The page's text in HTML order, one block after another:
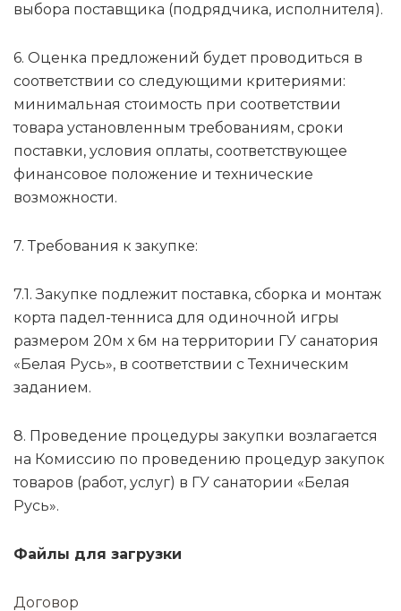
выбора поставщика (подрядчика, исполнителя).
6. Оценка предложений будет проводиться в
соответствии со следующими критериями:
минимальная стоимость при соответствии
товара установленным требованиям, сроки
поставки, условия оплаты, соответствующее
финансовое положение и технические
возможности.
7. Требования к закупке:
7.1. Закупке подлежит поставка, сборка и монтаж
корта падел-тенниса для одиночной игры
размером 20м х 6м на территории ГУ санатория
«Белая Русь», в соответствии с Техническим
заданием.
8. Проведение процедуры закупки возлагается
на Комиссию по проведению процедур закупок
товаров (работ, услуг) в ГУ санатории «Белая
Русь».
Файлы для загрузки
Договор